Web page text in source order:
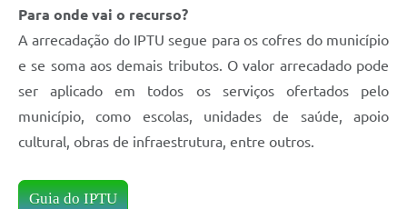
Para onde vai o recurso?
A arrecadação do IPTU segue para os cofres do município
e se soma aos demais tributos. O valor arrecadado pode
ser aplicado em todos os serviços ofertados pelo
município, como escolas, unidades de saúde, apoio
cultural, obras de infraestrutura, entre outros.
Guia do IPTU